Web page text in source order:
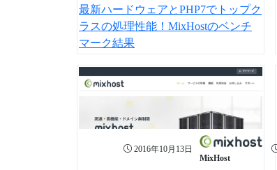
最新ハードウェアとPHP7でトップク
ラスの処理性能！MixHostのベンチ
マーク結果
2016年10月13日
MixHost